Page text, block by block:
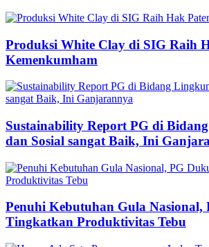
Produksi White Clay di SIG Raih
Kemenkumham
Sustainability Report PG di
dan Sosial sangat Baik, Ini
Penuhi Kebutuhan Gula Nasional,
Tingkatkan Produktivitas Tebu